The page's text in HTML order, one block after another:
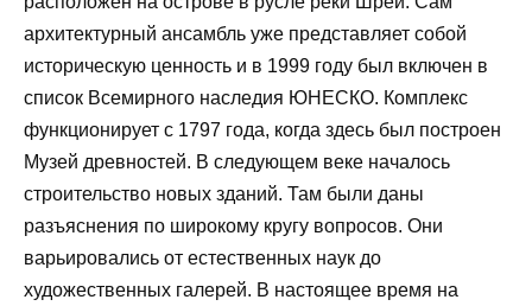
архитектурный ансамбль уже представляет собой
историческую ценность и в 1999 году был включен в
список Всемирного наследия ЮНЕСКО. Комплекс
функционирует с 1797 года, когда здесь был построен
Музей древностей. В следующем веке началось
строительство новых зданий. Там были даны
разъяснения по широкому кругу вопросов. Они
варьировались от естественных наук до
художественных галерей. В настоящее время на